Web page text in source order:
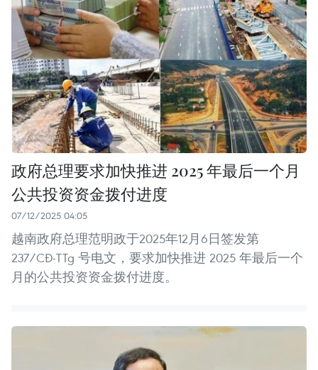
政府总理要求加快推进 2025 年最后一个月
公共投资资金拨付进度
07/12/2025 04:05
越南政府总理范明政于2025年12月6日签发第
237/CĐ-TTg 号电文，要求加快推进 2025 年最后一个
月的公共投资资金拨付进度。